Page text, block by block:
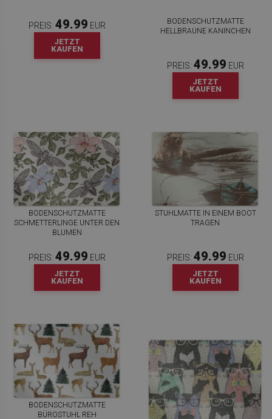
PREIS: 49.99 EUR
JETZT
KAUFEN
BODENSCHUTZMATTE
HELLBRAUNE KANINCHEN
PREIS: 49.99 EUR
JETZT
KAUFEN
BODENSCHUTZMATTE
SCHMETTERLINGE UNTER DEN
BLUMEN
PREIS: 49.99 EUR
JETZT
KAUFEN
STUHLMATTE IN EINEM BOOT
TRAGEN
PREIS: 49.99 EUR
JETZT
KAUFEN
BODENSCHUTZMATTE
BÜROSTUHL REH